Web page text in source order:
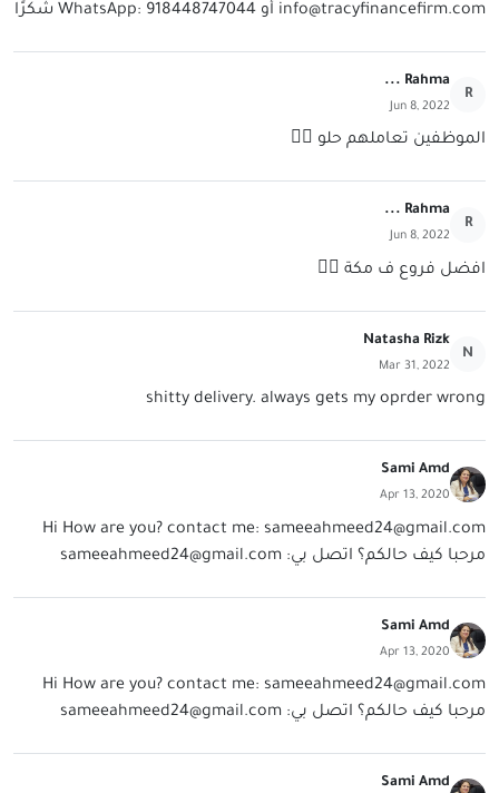
info@tracyfinancefirm.com أو WhatsApp: 918448747044 شكرًا
R
Rahma ...
Jun 8, 2022
الموظفين تعاملهم حلو 👍🏼
R
Rahma ...
Jun 8, 2022
افضل فروع ف مكة 👍🏼
N
Natasha Rizk
Mar 31, 2022
shitty delivery. always gets my oprder wrong
Sami Amd
Apr 13, 2020
Hi How are you? contact me: sameeahmeed24@gmail.com
مرحبا كيف حالكم؟ اتصل بي: sameeahmeed24@gmail.com
Sami Amd
Apr 13, 2020
Hi How are you? contact me: sameeahmeed24@gmail.com
مرحبا كيف حالكم؟ اتصل بي: sameeahmeed24@gmail.com
Sami Amd